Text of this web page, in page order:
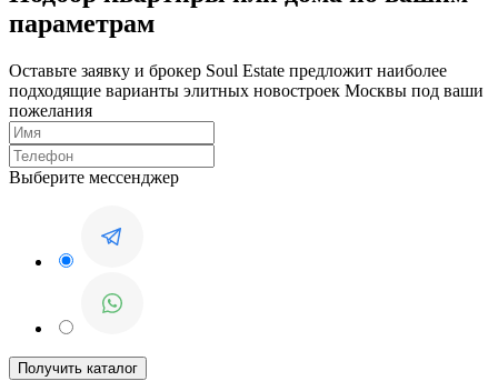
параметрам
Оставьте заявку и брокер Soul Estate предложит наиболее
подходящие варианты элитных новостроек Москвы под ваши
пожелания
Выберите мессенджер